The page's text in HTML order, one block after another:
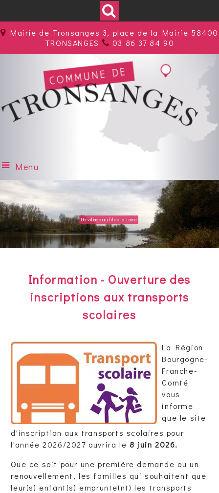
Mairie de Tronsanges 3, place de la Mairie 58400
TRONSANGES
03 86 37 84 90
Menu
Un village au fil de la Loire
Information - Ouverture des
inscriptions aux transports
scolaires
La Région
Bourgogne-
Franche-
Comté
vous
informe
que le site
d'inscription aux transports scolaires pour
l'année 2026/2027 ouvrira le 8 juin 2026.
Que ce soit pour une première demande ou un
renouvellement, les familles qui souhaitent que
leur(s) enfant(s) emprunte(nt) les transports